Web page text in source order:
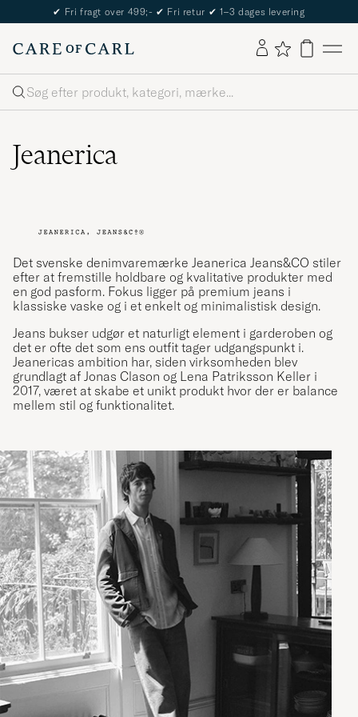
The Care of Carl Passport
Søg
Jeanerica
Det svenske denimvaremærke Jeanerica Jeans&CO stiler
efter at fremstille holdbare og kvalitative produkter med
en god pasform. Fokus ligger på premium jeans i
klassiske vaske og i et enkelt og minimalistisk design.
Jeans bukser udgør et naturligt element i garderoben og
det er ofte det som ens outfit tager udgangspunkt i.
Jeanericas ambition har, siden virksomheden blev
grundlagt af Jonas Clason og Lena Patriksson Keller i
2017, været at skabe et unikt produkt hvor der er balance
mellem stil og funktionalitet.